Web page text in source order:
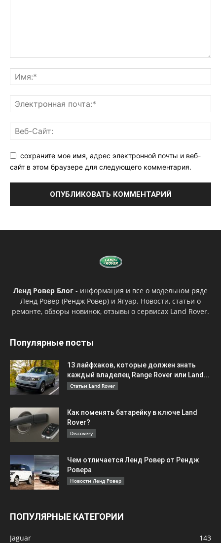
сохраните мое имя, адрес электронной почты и веб-
сайт в этом браузере для следующего комментария.
Ленд Ровер Блог - информация и все о модельном ряде
Ленд Ровер (Рендж Ровер) и Ягуар. Новости, статьи о
ремонте, обзоры новинок, отзывы о сервисах Land Rover.
Популярные посты
13 лайфхаков, которые должен знать
каждый владелец Range Rover или Land...
Статьи Land Rover
Как поменять батарейку в ключе Land
Rover?
Discovery
Чем отличается Ленд Ровер от Рендж
Ровера
Новости Ленд Ровер
ПОПУЛЯРНЫЕ КАТЕГОРИИ
Jaguar 143